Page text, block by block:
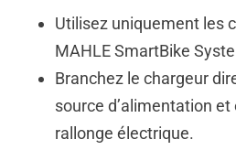
Utilisez uniquement les
MAHLESmartBike
Branchez le chargeur
source d’alimentation et
rallonge électrique.